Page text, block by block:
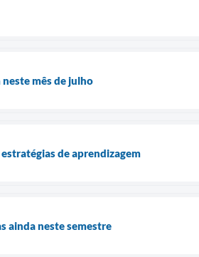
mês de julho
de aprendizagem
ainda neste semestre